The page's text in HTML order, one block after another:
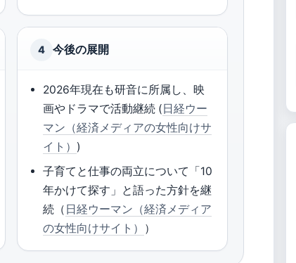
4 今後の展開
2026年現在も研音に所属し、映
画やドラマで活動継続 (日経ウー
マン（経済メディアの女性向けサ
イト） )
子育てと仕事の両立について「10
年かけて探す」と語った方針を継
続（ 日経ウーマン（経済メディア
の女性向けサイト） ）